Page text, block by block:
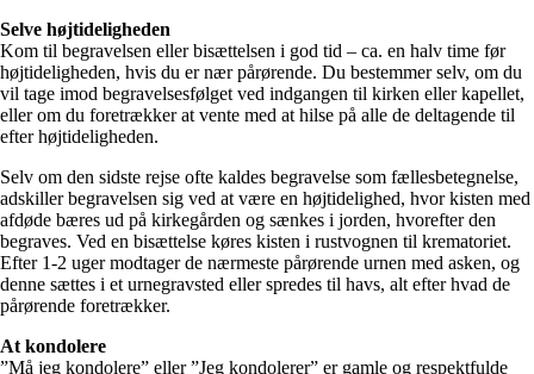
Selve højtideligheden
Kom til begravelsen eller bisættelsen i god tid – ca. en halv time før
højtideligheden, hvis du er nær pårørende. Du bestemmer selv, om du
vil tage imod begravelsesfølget ved indgangen til kirken eller kapellet,
eller om du foretrækker at vente med at hilse på alle de deltagende til
efter højtideligheden.
Selv om den sidste rejse ofte kaldes begravelse som fællesbetegnelse,
adskiller begravelsen sig ved at være en højtidelighed, hvor kisten med
afdøde bæres ud på kirkegården og sænkes i jorden, hvorefter den
begraves. Ved en bisættelse køres kisten i rustvognen til krematoriet.
Efter 1-2 uger modtager de nærmeste pårørende urnen med asken, og
denne sættes i et urnegravsted eller spredes til havs, alt efter hvad de
pårørende foretrækker.
At kondolere
”Må jeg kondolere” eller ”Jeg kondolerer” er gamle og respektfulde